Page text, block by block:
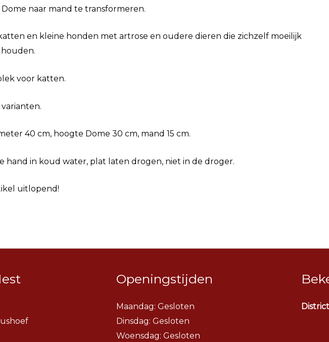
Dome naar mand te transformeren.
en kleine honden met artrose en oudere dieren die zichzelf moeilijk
voor katten.
40 cm, hoogte Dome 30 cm, mand 15 cm.
hand in koud water, plat laten drogen, niet in de droger.
uitlopend!
Openingstijden
Maandag: Gesloten
Dinsdag: Gesloten
Woensdag: Gesloten